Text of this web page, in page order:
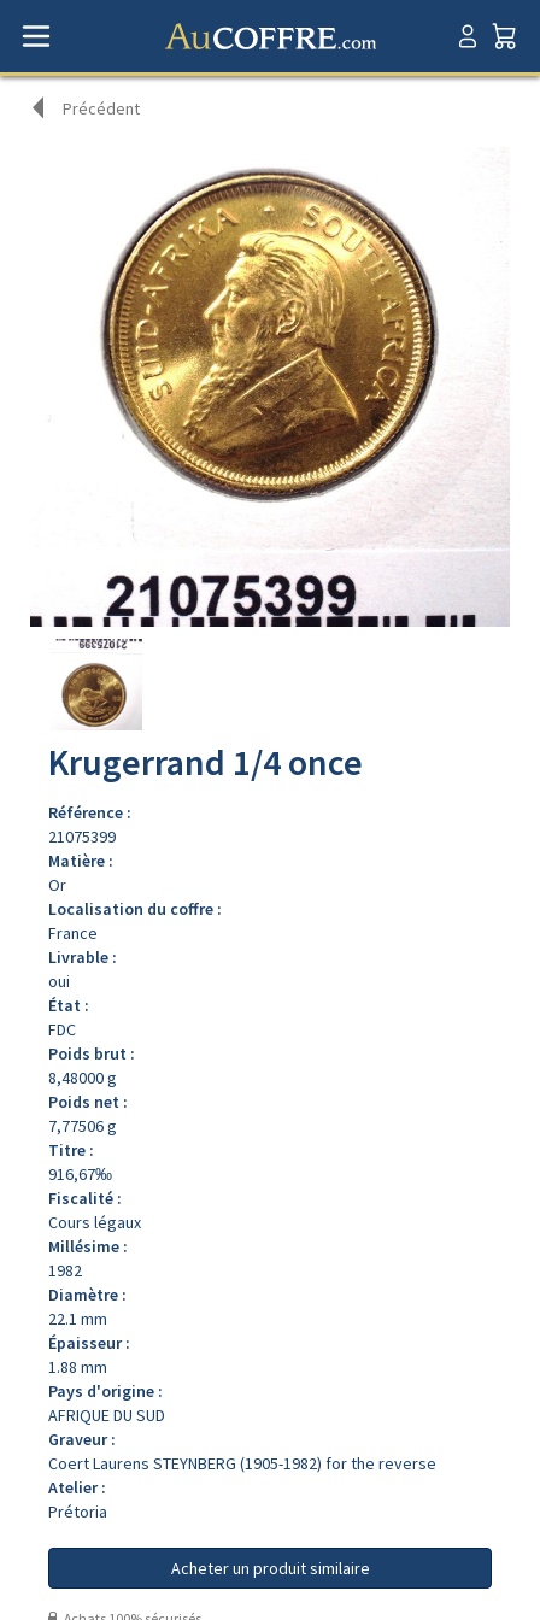
Précédent
Avers
produit
Krugerrand 1/4 once
Référence :
21075399
Matière :
Or
Localisation du coffre :
France
Livrable :
oui
État :
FDC
Poids brut :
8,48000 g
Poids net :
7,77506 g
Titre :
916,67‰
Fiscalité :
Cours légaux
Millésime :
1982
Diamètre :
22.1 mm
Épaisseur :
1.88 mm
Pays d'origine :
AFRIQUE DU SUD
Graveur :
Coert Laurens STEYNBERG (1905-1982) for the reverse
Atelier :
Prétoria
Acheter un produit similaire